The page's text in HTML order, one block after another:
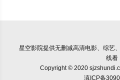
星空影院提供无删减高清电影、综艺
线看
Copyright © 2020
滇ICP备